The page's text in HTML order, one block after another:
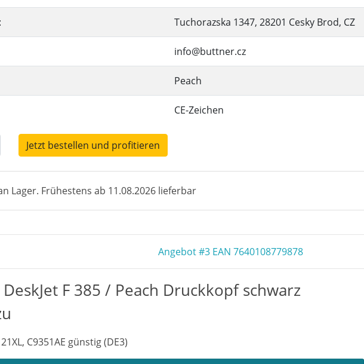
Tuchorazska 1347, 28201 Cesky Brod, CZ
info@buttner.cz
Peach
CE-Zeichen
Jetzt bestellen und profitieren
Lager. Frühestens ab 11.08.2026 lieferbar
Angebot #3 EAN 7640108779878
F 385 / Peach Druckkopf schwarz
C9351AE günstig (DE3)